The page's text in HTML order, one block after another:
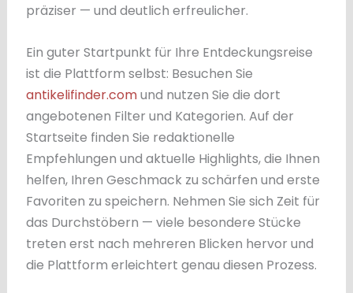
präziser — und deutlich erfreulicher.
Ein guter Startpunkt für Ihre Entdeckungsreise
ist die Plattform selbst: Besuchen Sie
antikelifinder.comund nutzen Sie die dort
angebotenen Filter und Kategorien. Auf der
Startseite finden Sie redaktionelle
Empfehlungen und aktuelle Highlights, die Ihnen
helfen, Ihren Geschmack zu schärfen und erste
Favoriten zu speichern. Nehmen Sie sich Zeit für
das Durchstöbern — viele besondere Stücke
treten erst nach mehreren Blicken hervor und
die Plattform erleichtert genau diesen Prozess.